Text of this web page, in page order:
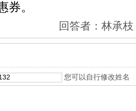
券。
回答者：林承
您可以自行修改姓名